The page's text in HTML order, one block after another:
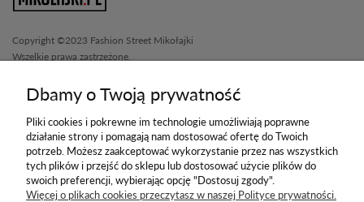
859,00 zł
Copyright ©2023 Fashion Street Mikołajki
Wszelkie prawa zastrzeżone.
Zakupy
Social media
Informacje
Newsletter
Dbamy o Twoją prywatność
Pliki cookies i pokrewne im technologie umożliwiają poprawne
działanie strony i pomagają nam dostosować ofertę do Twoich
potrzeb. Możesz zaakceptować wykorzystanie przez nas wszystkich
tych plików i przejść do sklepu lub dostosować użycie plików do
swoich preferencji, wybierając opcję "Dostosuj zgody".
Więcej o plikach cookies przeczytasz w naszej Polityce prywatności.